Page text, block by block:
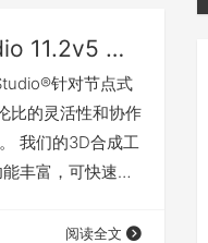
Mac软件：The Foundry Nuke Studio 11.2v5 macOS_影视后期特效合成软件
针对节点式
比的灵活性和协作
我们的3D合成工
丰富，可快速创
用”式省时工具
阅读全文